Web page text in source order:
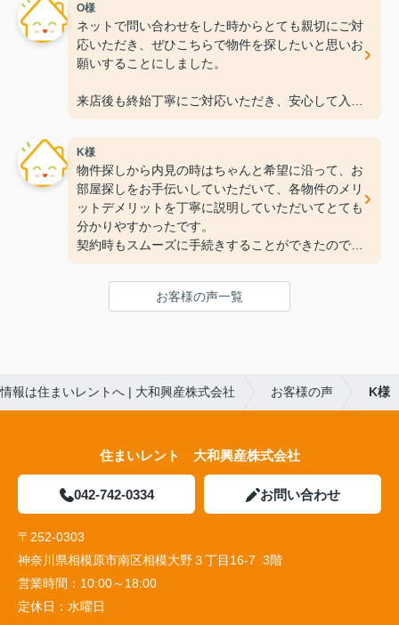
O様
ネットで問い合わせをした時からとても親切にご対
応いただき、ぜひこちらで物件を探したいと思いお
願いすることにしました。
来店後も終始丁寧にご対応いただき、安心して入居
準備を進めることができました！
この度は本当にありがとうございました。
今後ともよろしくお願いいたします。
K様
物件探しから内見の時はちゃんと希望に沿って、お
部屋探しをお手伝いしていただいて、各物件のメリ
ットデメリットを丁寧に説明していただいてとても
分かりやすかったです。
契約時もスムーズに手続きすることができたので、
とても良かったです。
またお部屋探しをする時はお手伝いして欲しいで
お客様の声一覧
報は住まいレントへ | 大和興産株式会社 お客様の声 K様
住まいレント 大和興産株式会社
042-742-0334 お問い合わせ
〒252-0303
神奈川県相模原市南区相模大野３丁目16-7 3階
営業時間： 10:00～18:00
定休日： 水曜日